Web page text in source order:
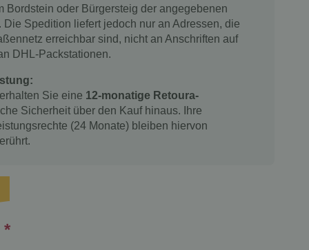
Bordstein oder Bürgersteig der angegebenen
Spedition liefert jedoch nur an Adressen, die
erreichbar sind, nicht an Anschriften auf
DHL-Packstationen.
Sie eine 12-monatige Retoura-
Sicherheit über den Kauf hinaus. Ihre
(24 Monate) bleiben hiervon
*